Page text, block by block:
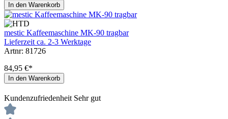
In den Warenkorb
mestic Kaffeemaschine MK-90 tragbar
Lieferzeit ca. 2-3 Werktage
Artnr: 81726
84,95 €*
In den Warenkorb
Kundenzufriedenheit Sehr gut